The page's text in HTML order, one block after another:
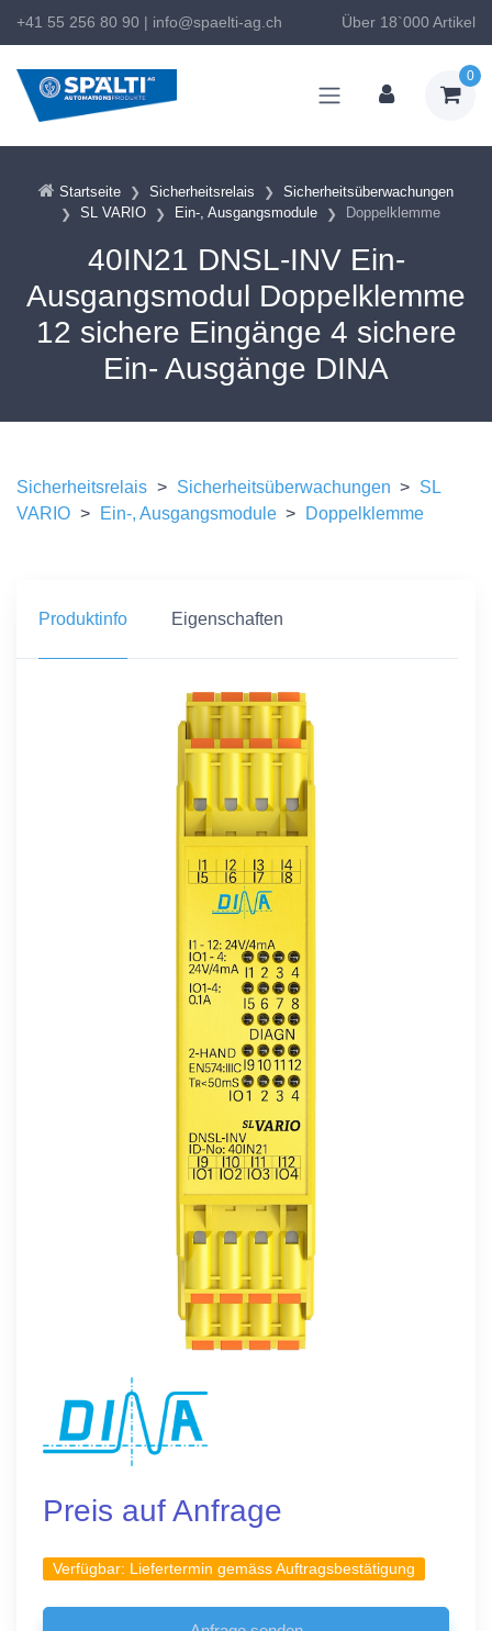
+41 55 256 80 90 | info@spaelti-ag.ch Über 18`000 Artikel
0
Startseite Sicherheitsrelais
Sicherheitsüberwachungen
SL VARIO
Ein-, Ausgangsmodule Doppelklemme
40IN21 DNSL-INV Ein-
Ausgangsmodul Doppelklemme
12 sichere Eingänge 4 sichere
Ein- Ausgänge DINA
Sicherheitsrelais > Sicherheitsüberwachungen > SL
VARIO > Ein-, Ausgangsmodule > Doppelklemme
Produktinfo Eigenschaften
Preis auf Anfrage
Verfügbar: Liefertermin gemäss Auftragsbestätigung